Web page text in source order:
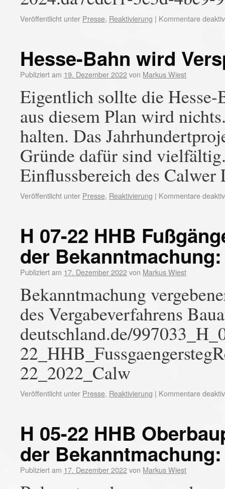
Veröffentlicht unter Presse, Reaktivierung | Kommentare
Hesse-Bahn wird
Publiziert am 19. Dezember 2022von Markus Wiest
Eigentlich sollte die
aus diesem Plan wird
halten. Das
Gründe dafür sind
Einflussbereich des
Veröffentlicht unter Presse, Reaktivierung | Kommentare
H 07-22 HHB
der Bekanntmachung:
Publiziert am 17. Dezember 2022von Markus Wiest
Bekanntmachung
des Vergabeverfahrens
deutschland.de/
22_2022_Calw
Veröffentlicht unter Presse, Reaktivierung | Kommentare
H 05-22 HHB
der Bekanntmachung:
Publiziert am 17. Dezember 2022von Markus Wiest